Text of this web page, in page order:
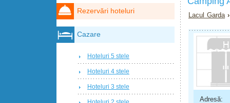
Lacul Garda
Adresă:
Rezervări hoteluri
Cazare
Hoteluri 5 stele
Hoteluri 4 stele
Hoteluri 3 stele